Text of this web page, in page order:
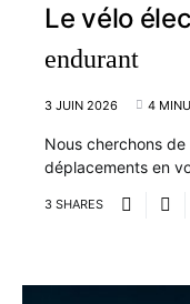
Le vélo
endurant
3 JUIN 2026 4
Nous cherchons
déplacements en
3 SHARES